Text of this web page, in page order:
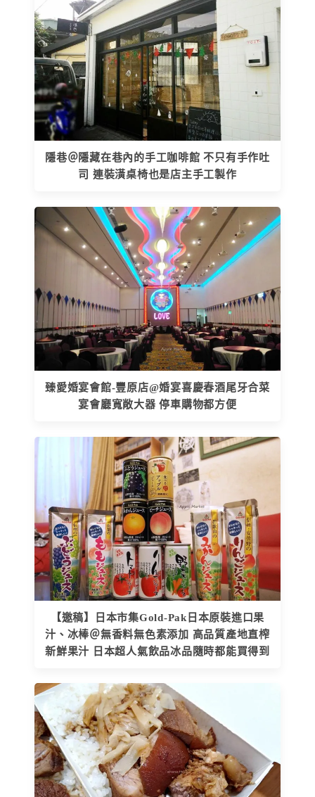
隱巷＠隱藏在巷內的手工咖啡館 不只有手作吐
司 連裝潢桌椅也是店主手工製作
臻愛婚宴會館-豐原店@婚宴喜慶春酒尾牙合菜
宴會廳寬敞大器 停車購物都方便
【邀稿】日本市集Gold-Pak日本原裝進口果
汁、冰棒＠無香料無色素添加 高品質產地直榨
新鮮果汁 日本超人氣飲品冰品隨時都能買得到